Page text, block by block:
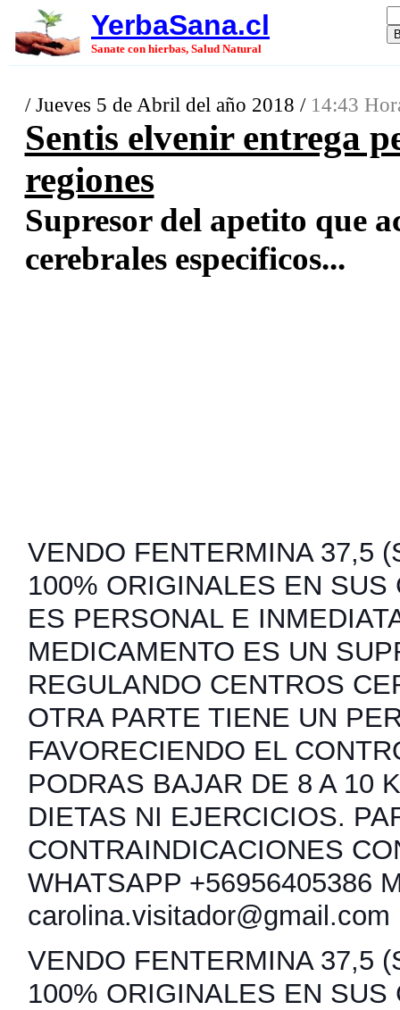
YerbaSana.cl
Sanate con hierbas, Salud Natural
/ Jueves 5 de Abril del año 2018 / 14:43
Sentis elvenir entrega
regiones
Supresor del apetito que
cerebrales especificos...
VENDO FENTERMINA 37,5
100% ORIGINALES EN
ES PERSONAL E
MEDICAMENTO ES UN
REGULANDO CENTROS
OTRA PARTE TIENE UN
FAVORECIENDO EL
PODRAS BAJAR DE 8 A 10
DIETAS NI EJERCICIOS.
CONTRAINDICACIONES
WHATSAPP +56956405386
carolina.visitador@gmail.com
VENDO FENTERMINA 37,5
100% ORIGINALES EN